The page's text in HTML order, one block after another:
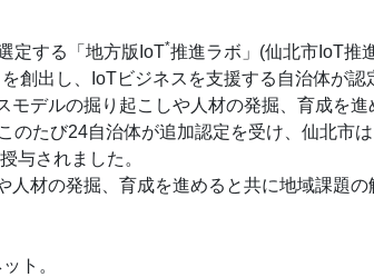
定する「地方版IoT*推進ラボ」(仙北市IoT推
創出し、IoTビジネスを支援する自治体が
デルの掘り起こしや人材の発掘、育成を進
のたび24自治体が追加認定を受け、仙北市
与されました。
人材の発掘、育成を進めると共に地域課題
ト。